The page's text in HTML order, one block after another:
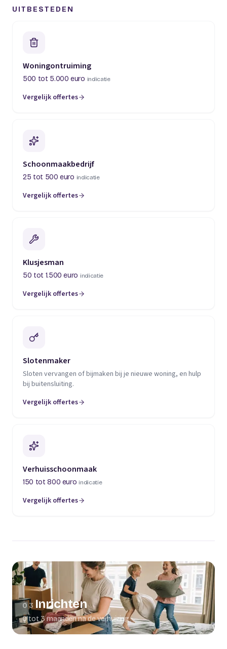
UITBESTEDEN
Woningontruiming
500 tot 5.000 euro indicatie
Vergelijk offertes
(opent in een nieuw tabblad)
Schoonmaakbedrijf
25 tot 500 euro indicatie
Vergelijk offertes
(opent in een nieuw tabblad)
Klusjesman
50 tot 1.500 euro indicatie
Vergelijk offertes
(opent in een nieuw tabblad)
Slotenmaker
Sloten vervangen of bijmaken bij je nieuwe woning, en hulp
bij buitensluiting.
Vergelijk offertes
(opent in een nieuw tabblad)
Verhuisschoonmaak
150 tot 800 euro indicatie
Vergelijk offertes
(opent in een nieuw tabblad)
03 Inrichten
0 tot 3 maanden na de verhuizing